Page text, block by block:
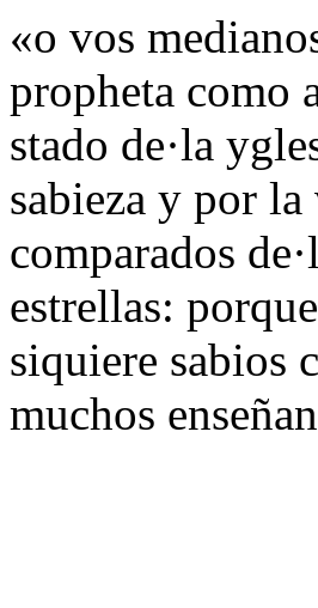
«o vos
propheta como
stado de·la
sabieza y por
comparados
estrellas:
siquiere sabios
muchos